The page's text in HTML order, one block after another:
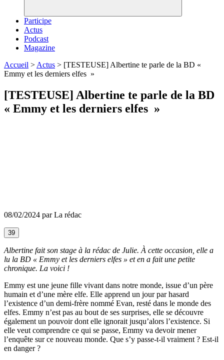
Participe
Actus
Podcast
Magazine
Accueil > Actus > [TESTEUSE] Albertine te parle de la BD «
Emmy et les derniers elfes »
[TESTEUSE] Albertine te parle de la BD
« Emmy et les derniers elfes »
08/02/2024 par La rédac
39
Albertine fait son stage à la rédac de Julie. À cette occasion, elle a
lu la BD « Emmy et les derniers elfes » et en a fait une petite
chronique. La voici !
Emmy est une jeune fille vivant dans notre monde, issue d’un père
humain et d’une mère elfe. Elle apprend un jour par hasard
l’existence d’un demi-frère nommé Evan, resté dans le monde des
elfes. Emmy n’est pas au bout de ses surprises, elle se découvre
également un pouvoir dont elle ignorait jusqu’alors l’existence. Si
elle veut comprendre ce qui se passe, Emmy va devoir mener
l’enquête sur ce nouveau monde. Que s’y passe-t-il vraiment ? Est-il
en danger ?